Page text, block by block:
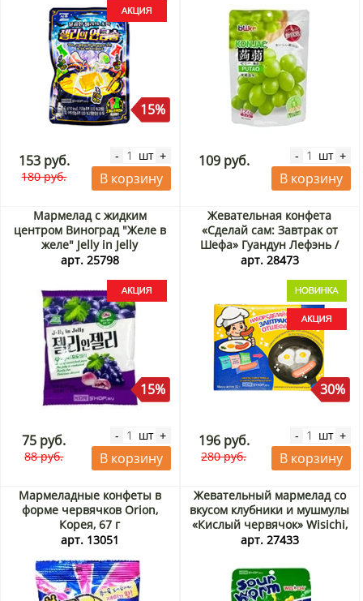
15%
153 руб.
180 руб.
- шт +
В корзину
109 руб. - шт +
В корзину
Мармелад с жидким
центром Виноград "Желе в
желе" Jelly in Jelly
Соджу/Seoju, Корея, 23 г
арт. 25798
15%
75 руб.
88 руб.
- шт +
В корзину
Жевательная конфета
«Сделай сам: Завтрак от
Шефа» Гуандун Лефэнь /
Guandong Lefen, Китай, 32 г
арт. 28473
30%
196 руб.
280 руб.
- шт +
В корзину
Мармеладные конфеты в
форме червячков Orion,
Корея, 67 г
арт. 13051
Жевательный мармелад со
вкусом клубники и мушмулы
«Кислый червячок» Wisichi,
Китай, 20 г
арт. 27433